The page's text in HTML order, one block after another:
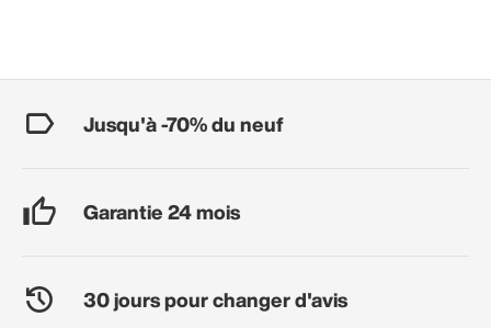
Jusqu'à -70% du neuf
Garantie 24 mois
30 jours pour changer d'avis